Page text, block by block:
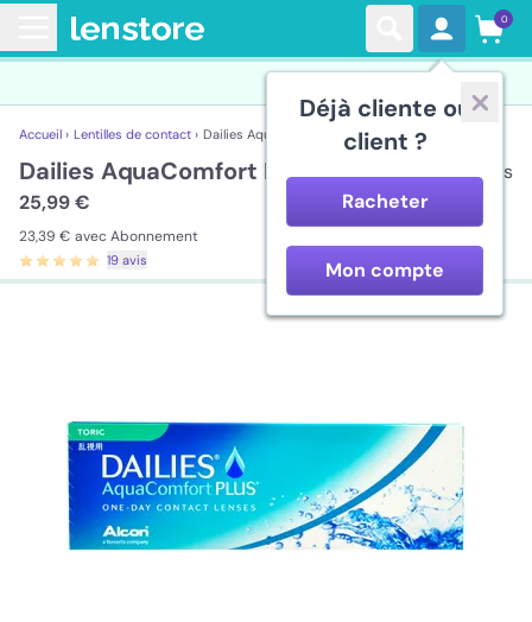
Déjà cliente ou
client ?
Racheter
Mon compte
0
Accueil › Lentilles de contact › Dailies AquaComfort Plus Toric
Dailies AquaComfort Plus Toric
25,99 €
23,39 € avec Abonnement
19 avis
30 lentilles